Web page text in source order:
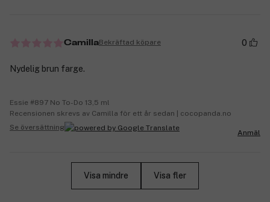
CamillaBekräftad köpare 0
Nydelig brun farge.
Essie #897 No To-Do 13,5 ml
Recensionen skrevs av Camilla för ett år sedan | cocopanda.no
Se översättning
Anmäl
Visa mindre Visa fler